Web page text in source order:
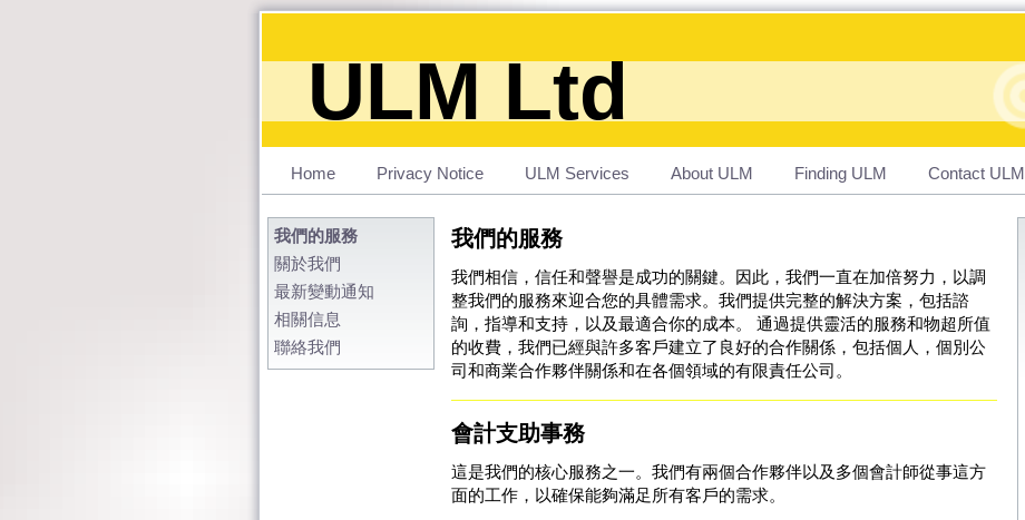
ULM Ltd
Home Privacy Notice ULM Services About ULM Finding ULM Contact ULM
我們的服務
關於我們
最新變動通知
相關信息
聯絡我們
我們的服務
我們相信，信任和聲譽是成功的關鍵。因此，我們一直在加倍努力，以調
整我們的服務來迎合您的具體需求。我們提供完整的解決方案，包括諮
詢，指導和支持，以及最適合你的 成本。 通過提供靈活的服務和物超所值
的收費，我們已經與許多客戶建立了良好的合作關係，包括個人，個別公
司和商業合作夥伴關係和在各個領域的有限責任公司。
會計支助事務
這是我們的核心服務之一。我們有兩個合作夥伴以及多個會計師從事這方
面的工作，以確保能夠滿足所有客戶的需求。